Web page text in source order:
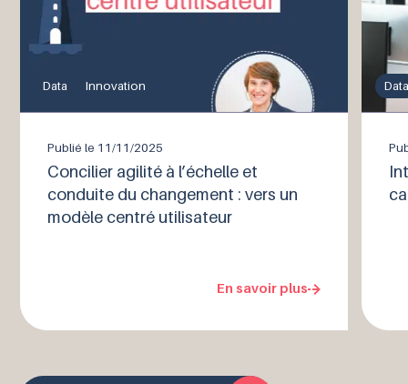
Data Innovation
Publié le 11/11/2025
Concilier agilité à l’échelle et
conduite du changement : vers un
modèle centré utilisateur
En savoir plus